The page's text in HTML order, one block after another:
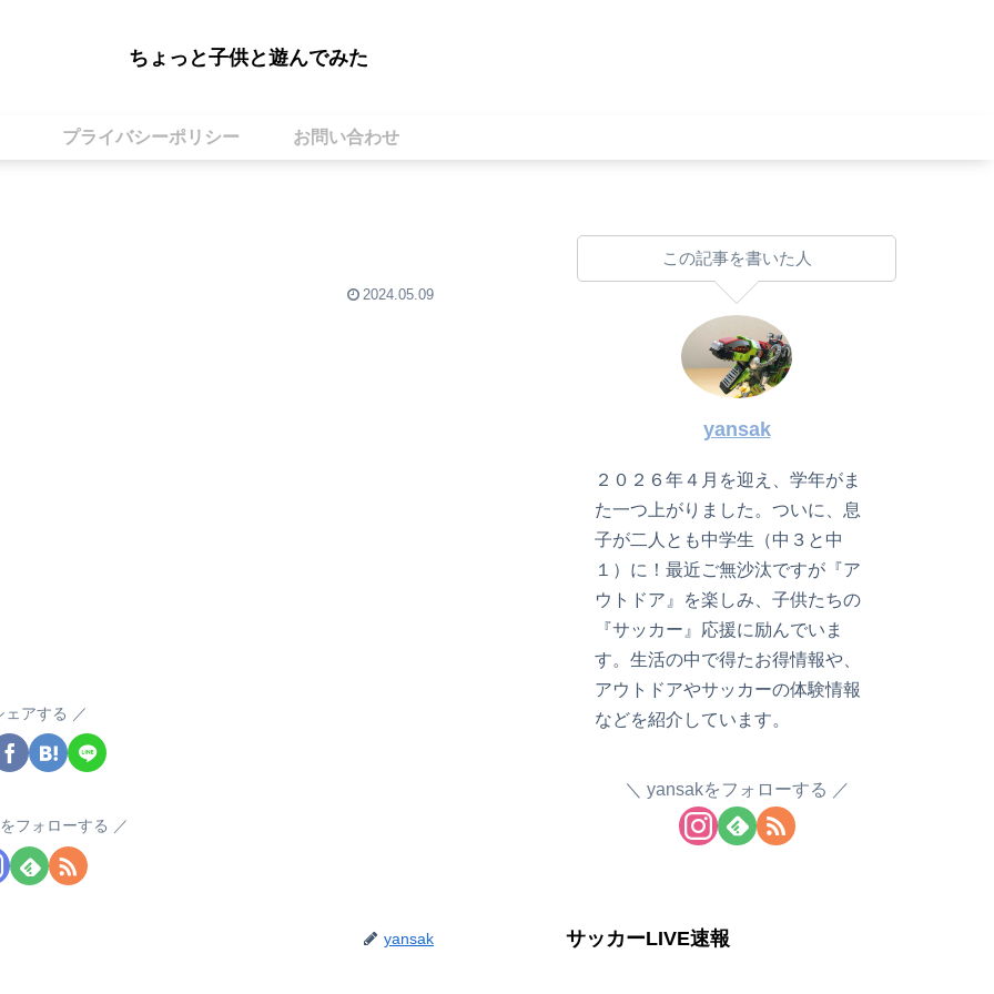
ちょっと子供と遊んでみた
プライバシーポリシー お問い合わせ
2024.05.09
ェアする
フォローする
yansak
この記事を書いた人
yansak
２０２６年４月を迎え、学年がま
た一つ上がりました。ついに、息
子が二人とも中学生（中３と中
１）に！最近ご無沙汰ですが『ア
ウトドア』を楽しみ、子供たちの
『サッカー』応援に励んでいま
す。生活の中で得たお得情報や、
アウトドアやサッカーの体験情報
などを紹介しています。
yansakをフォローする
サッカーLIVE速報